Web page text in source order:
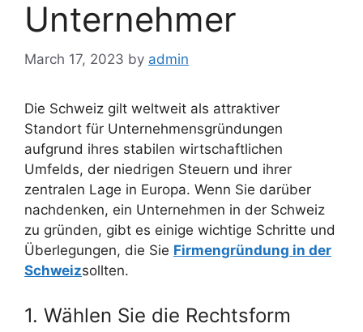
Unternehmer
March 17, 2023 by admin
Die Schweiz gilt weltweit als attraktiver
Standort für Unternehmensgründungen
aufgrund ihres stabilen wirtschaftlichen
Umfelds, der niedrigen Steuern und ihrer
zentralen Lage in Europa. Wenn Sie darüber
nachdenken, ein Unternehmen in der Schweiz
zu gründen, gibt es einige wichtige Schritte und
Überlegungen, die Sie Firmengründung in der
Schweizsollten.
1. Wählen Sie die Rechtsform